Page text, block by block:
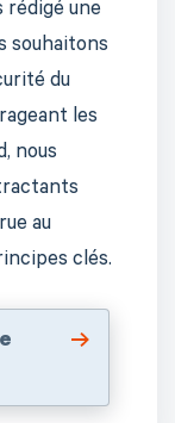
rédigé une
souhaitons
du
les
nous
au
clés.